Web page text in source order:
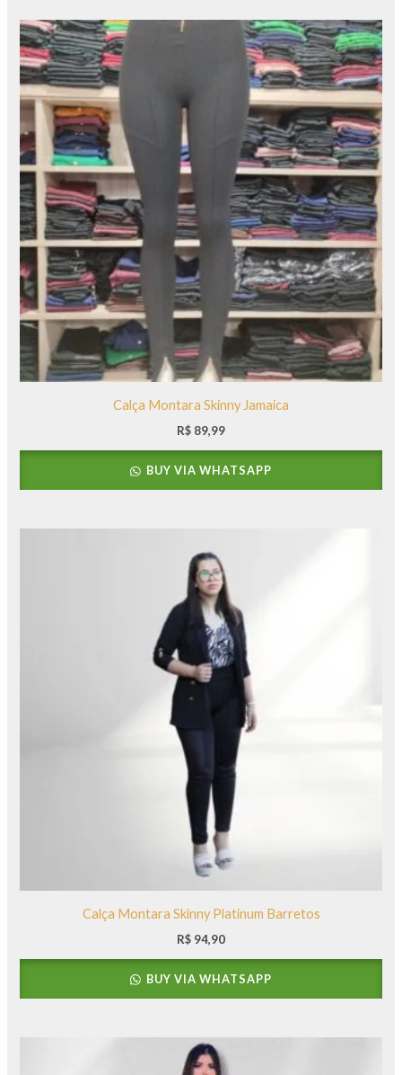
Calça Montara Skinny Jamaica
R$ 89,99
BUY VIA WHATSAPP
Calça Montara Skinny Platinum Barretos
R$ 94,90
BUY VIA WHATSAPP